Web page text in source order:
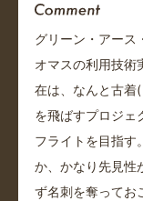
グリーン・アース
オマスの利用技術
在は、なんと古着
を飛ばすプロジェ
フライトを目指す
か、かなり先見性
ず名刺を奪ってお